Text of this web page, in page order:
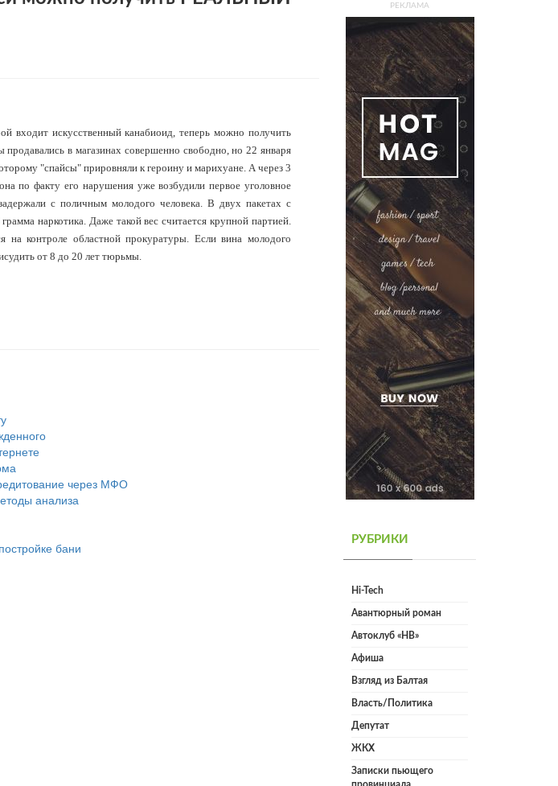
входит искусственный канабиоид, теперь можно получить
в магазинах совершенно свободно, но 22 января
"спайсы" прировняли к героину и марихуане. А через 3
по факту его нарушения уже возбудили первое уголовное
с поличным молодого человека. В двух пакетах с
наркотика. Даже такой вес считается крупной партией.
на контроле областной прокуратуры. Если вина молодого
от 8 до 20 лет тюрьмы.
через МФО
анализа
бани
РЕКЛАМА
РУБРИКИ
Hi-Tech
Авантюрный роман
Автоклуб «НВ»
Афиша
Взгляд из Балтая
Власть/Политика
Депутат
ЖКХ
Записки пьющего